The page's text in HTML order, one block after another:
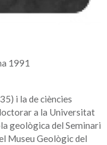
1991
i la de ciències
a la Universitat
geològica del Seminari
Museu Geològic del